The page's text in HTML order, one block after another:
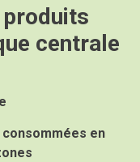
centrale
en